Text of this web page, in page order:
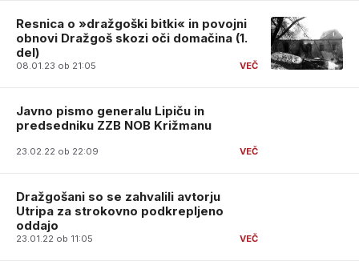
Resnica o »dražgoški bitki« in povojni
obnovi Dražgoš skozi oči domačina (1.
del)
08.01.23 ob 21:05
Javno pismo generalu Lipiču in
predsedniku ZZB NOB Križmanu
23.02.22 ob 22:09
Dražgošani so se zahvalili avtorju
Utripa za strokovno podkrepljeno
oddajo
23.01.22 ob 11:05